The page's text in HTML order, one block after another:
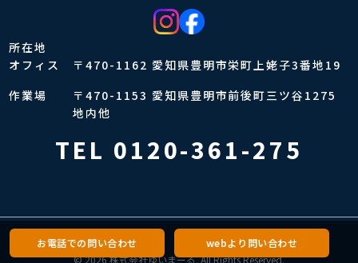
所在地
オフィス
〒470-1162 愛知県豊明市栄町上姥子3番地19
作業場
〒470-1153 愛知県豊明市前後町三ツ谷1275
地内他
TEL 0120-361-275
© 2026 株式会社ゆいまーる. All Rights Reserved.
お電話での問い合わせ webより問い合わせ